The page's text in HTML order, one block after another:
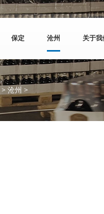
保定 沧州 关于
> 沧州 >